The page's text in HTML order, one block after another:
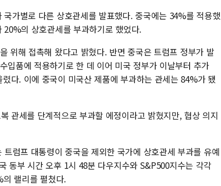
가별로 다른 상호관세를 발표했다. 중국에는 34%를 적용했
의 상호관세를 부과하기로 했었다.
위해 접촉해 왔다고 밝혔다. 반면 중국은 트럼프 정부가 발
입품에 적용하기로 한 데 이어 미국 정부가 이날부터 추가
다. 이에 중국이 미국산 제품에 부과하는 관세는 84%가 됐
관세를 단계적으로 부과할 에정이라고 밝혔지만, 협상 의지
럼프 대통령이 중국을 제외한 국가에 상호관세 부과를 유예
동부 시간 오후 1시 48분 다우지수와 S&P500지수는 각각
랠리를 펼쳤다.